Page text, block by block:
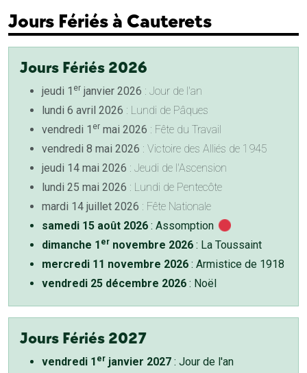
Jours Fériés à Cauterets
Jours Fériés 2026
jeudi 1 er janvier 2026 : Jour de l'an
lundi 6 avril 2026 : Lundi de Pâques
vendredi 1 er mai 2026 : Fête du Travail
vendredi 8 mai 2026 : Victoire des Alliés de 1945
jeudi 14 mai 2026 : Jeudi de l'Ascension
lundi 25 mai 2026 : Lundi de Pentecôte
mardi 14 juillet 2026 : Fête Nationale
samedi 15 août 2026 : Assomption
dimanche 1 er novembre 2026 : La Toussaint
mercredi 11 novembre 2026 : Armistice de 1918
vendredi 25 décembre 2026 : Noël
Jours Fériés 2027
vendredi 1 er janvier 2027 : Jour de l'an